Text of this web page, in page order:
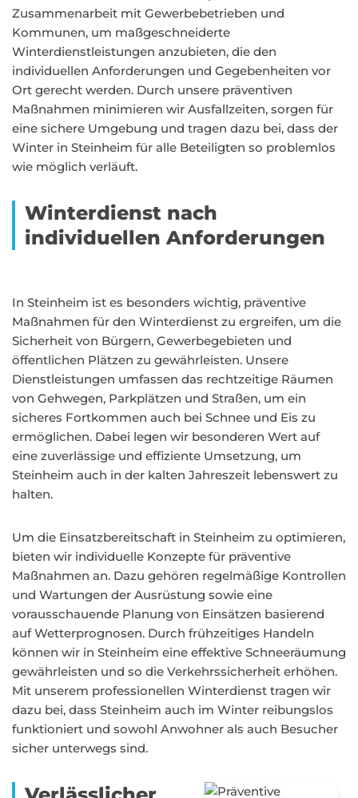
Zusammenarbeit mit Gewerbebetrieben und
Kommunen, um maßgeschneiderte
Winterdienstleistungen anzubieten, die den
individuellen Anforderungen und Gegebenheiten vor
Ort gerecht werden. Durch unsere präventiven
Maßnahmen minimieren wir Ausfallzeiten, sorgen für
eine sichere Umgebung und tragen dazu bei, dass der
Winter in Steinheim für alle Beteiligten so problemlos
wie möglich verläuft.
Winterdienst nach
individuellen Anforderungen
In Steinheim ist es besonders wichtig, präventive
Maßnahmen für den Winterdienst zu ergreifen, um die
Sicherheit von Bürgern, Gewerbegebieten und
öffentlichen Plätzen zu gewährleisten. Unsere
Dienstleistungen umfassen das rechtzeitige Räumen
von Gehwegen, Parkplätzen und Straßen, um ein
sicheres Fortkommen auch bei Schnee und Eis zu
ermöglichen. Dabei legen wir besonderen Wert auf
eine zuverlässige und effiziente Umsetzung, um
Steinheim auch in der kalten Jahreszeit lebenswert zu
halten.
Um die Einsatzbereitschaft in Steinheim zu optimieren,
bieten wir individuelle Konzepte für präventive
Maßnahmen an. Dazu gehören regelmäßige Kontrollen
und Wartungen der Ausrüstung sowie eine
vorausschauende Planung von Einsätzen basierend
auf Wetterprognosen. Durch frühzeitiges Handeln
können wir in Steinheim eine effektive Schneeräumung
gewährleisten und so die Verkehrssicherheit erhöhen.
Mit unserem professionellen Winterdienst tragen wir
dazu bei, dass Steinheim auch im Winter reibungslos
funktioniert und sowohl Anwohner als auch Besucher
sicher unterwegs sind.